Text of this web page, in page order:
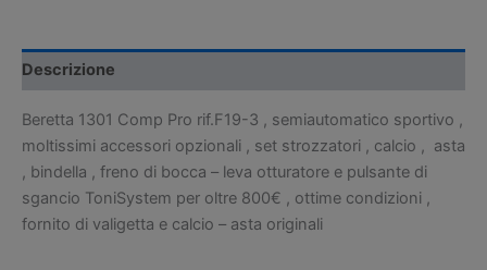
Descrizione
Beretta 1301 Comp Pro rif.F19-3 , semiautomatico sportivo ,
moltissimi accessori opzionali , set strozzatori , calcio , asta
, bindella , freno di bocca – leva otturatore e pulsante di
sgancio ToniSystem per oltre 800€ , ottime condizioni ,
fornito di valigetta e calcio – asta originali